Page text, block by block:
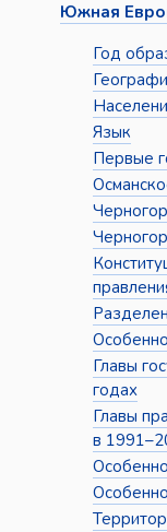
Южная
Год
Язык
Первые
Главы
годах
Главы
в